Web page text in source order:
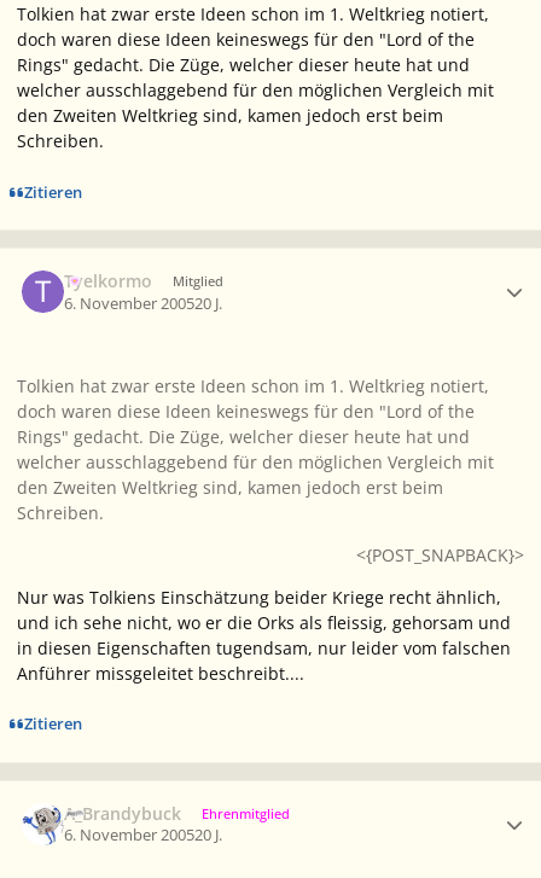
Tolkien hat zwar erste Ideen schon im 1. Weltkrieg notiert,
doch waren diese Ideen keineswegs für den "Lord of the
Rings" gedacht. Die Züge, welcher dieser heute hat und
welcher ausschlaggebend für den möglichen Vergleich mit
den Zweiten Weltkrieg sind, kamen jedoch erst beim
Schreiben.
Zitieren
Tyelkormo Mitglied
6. November 200520 J.
Tolkien hat zwar erste Ideen schon im 1. Weltkrieg notiert,
doch waren diese Ideen keineswegs für den "Lord of the
Rings" gedacht. Die Züge, welcher dieser heute hat und
welcher ausschlaggebend für den möglichen Vergleich mit
den Zweiten Weltkrieg sind, kamen jedoch erst beim
Schreiben.
<{POST_SNAPBACK}>
Nur was Tolkiens Einschätzung beider Kriege recht ähnlich,
und ich sehe nicht, wo er die Orks als fleissig, gehorsam und
in diesen Eigenschaften tugendsam, nur leider vom falschen
Anführer missgeleitet beschreibt....
Zitieren
A_Brandybuck Ehrenmitglied
6. November 200520 J.